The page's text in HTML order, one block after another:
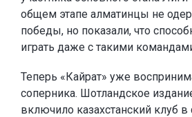
общем этапе алматинцы не
победы, но показали, что
играть даже с такими
Теперь «Кайрат» уже
соперника. Шотландское
включило казахстанский клуб